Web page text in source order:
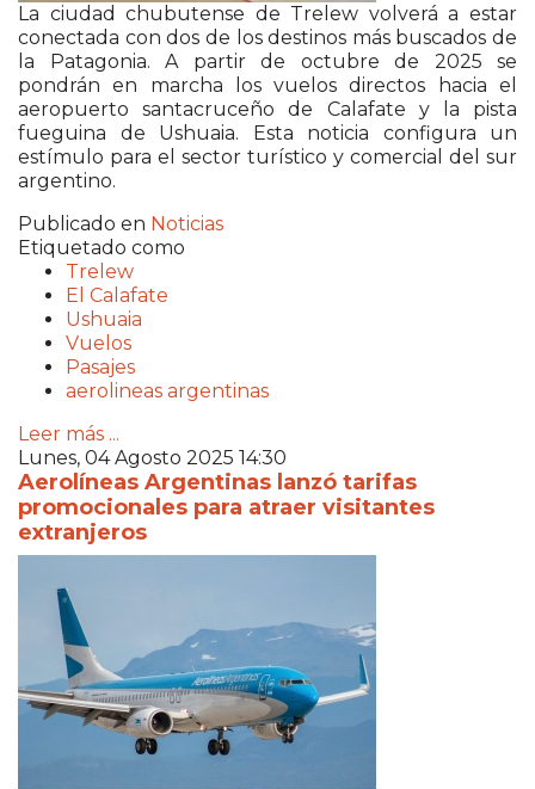
La ciudad chubutense de Trelew volverá a estar
conectada con dos de los destinos más buscados de
la Patagonia. A partir de octubre de 2025 se
pondrán en marcha los vuelos directos hacia el
aeropuerto santacruceño de Calafate y la pista
fueguina de Ushuaia. Esta noticia configura un
estímulo para el sector turístico y comercial del sur
argentino.
Publicado en Noticias
Etiquetado como
Trelew
El Calafate
Ushuaia
Vuelos
Pasajes
aerolineas argentinas
Leer más ...
Lunes, 04 Agosto 2025 14:30
Aerolíneas Argentinas lanzó tarifas
promocionales para atraer visitantes
extranjeros